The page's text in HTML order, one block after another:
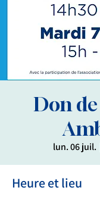
Don
lun. 06 juil.
Heure et lieu